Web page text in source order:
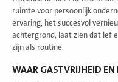
ruimte voor persoonlijk
ervaring, het succesvol
achtergrond, laat zien dat lef
zijn als routine.
WAAR GASTVRIJHEID